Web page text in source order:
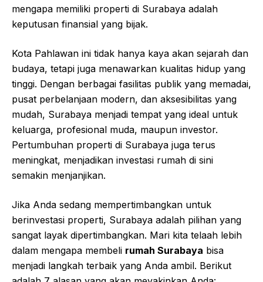
mengapa memiliki properti di Surabaya adalah
keputusan finansial yang bijak.
Kota Pahlawan ini tidak hanya kaya akan sejarah dan
budaya, tetapi juga menawarkan kualitas hidup yang
tinggi. Dengan berbagai fasilitas publik yang memadai,
pusat perbelanjaan modern, dan aksesibilitas yang
mudah, Surabaya menjadi tempat yang ideal untuk
keluarga, profesional muda, maupun investor.
Pertumbuhan properti di Surabaya juga terus
meningkat, menjadikan investasi rumah di sini
semakin menjanjikan.
Jika Anda sedang mempertimbangkan untuk
berinvestasi properti, Surabaya adalah pilihan yang
sangat layak dipertimbangkan. Mari kita telaah lebih
dalam mengapa membeli rumah Surabaya bisa
menjadi langkah terbaik yang Anda ambil. Berikut